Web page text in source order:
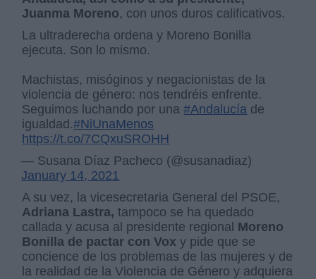
Juanma Moreno, con unos duros calificativos.
La ultraderecha ordena y Moreno Bonilla
ejecuta. Son lo mismo.
Machistas, misóginos y negacionistas de la
violencia de género: nos tendréis enfrente.
Seguimos luchando por una#Andalucía de
igualdad.#NiUnaMenos
https://t.co/7CQxuSROHH
— Susana Díaz Pacheco (@susanadiaz)
January 14, 2021
A su vez, la vicesecretaria General del PSOE,
Adriana Lastra,tampoco se ha quedado
callada y acusa al presidente regional Moreno
Bonilla de pactar con Voxy pide que se
concience de los problemas de las mujeres y de
la realidad de la Violencia de Género y adquiera